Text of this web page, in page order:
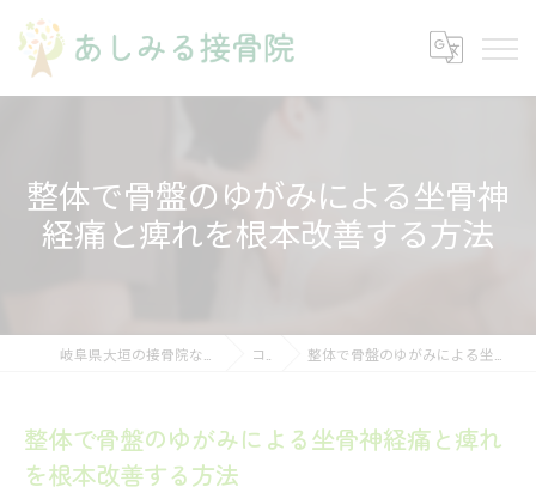
整体で骨盤のゆがみによる坐骨神
経痛と痺れを根本改善する方法
コラム 整体で骨盤のゆがみによる坐骨神経痛と痺れを根本改善する方法
整体で骨盤のゆがみによる坐骨神経痛と痺れ
を根本改善する方法